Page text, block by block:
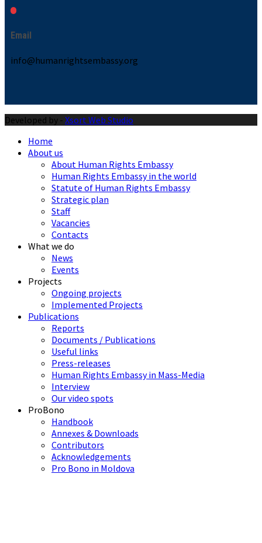
Email
info@humanrightsembassy.org
Developed by - Xsort Web Studio
Home
About us
About Human Rights Embassy
Human Rights Embassy in the world
Statute of Human Rights Embassy
Strategic plan
Staff
Vacancies
Contacts
What we do
News
Events
Projects
Ongoing projects
Implemented Projects
Publications
Reports
Documents / Publications
Useful links
Press-releases
Human Rights Embassy in Mass-Media
Interview
Our video spots
ProBono
Handbook
Annexes & Downloads
Contributors
Acknowledgements
Pro Bono in Moldova